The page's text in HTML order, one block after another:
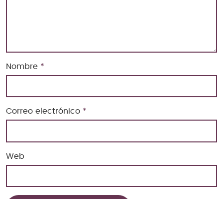
Nombre *
Correo electrónico *
Web